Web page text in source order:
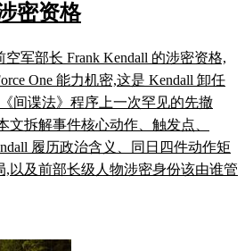
密资格
军部长 Frank Kendall 的涉密资格,
One 能力机密,这是 Kendall 卸任
间谍法》程序上一次罕见的先撤
文拆解事件核心动作、触发点、
履历政治含义、同日四件动作矩
,以及前部长级人物涉密身份该由谁管